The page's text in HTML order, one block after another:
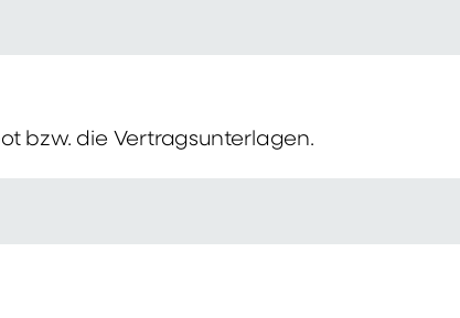
bzw. die Vertragsunterlagen.